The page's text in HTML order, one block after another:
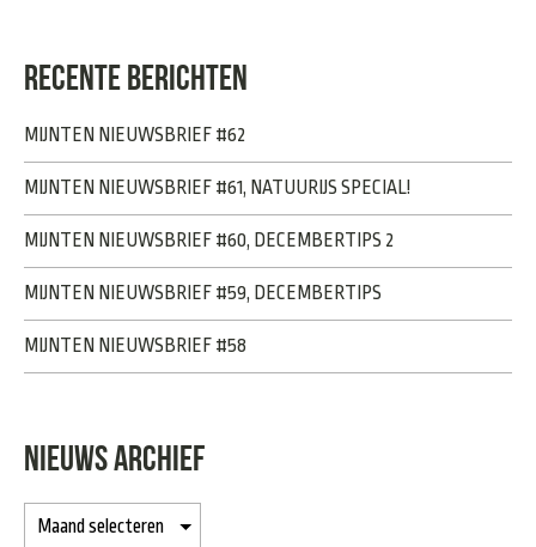
RECENTE BERICHTEN
MIJNTEN NIEUWSBRIEF #62
MIJNTEN NIEUWSBRIEF #61, NATUURIJS SPECIAL!
MIJNTEN NIEUWSBRIEF #60, DECEMBERTIPS 2
MIJNTEN NIEUWSBRIEF #59, DECEMBERTIPS
MIJNTEN NIEUWSBRIEF #58
NIEUWS ARCHIEF